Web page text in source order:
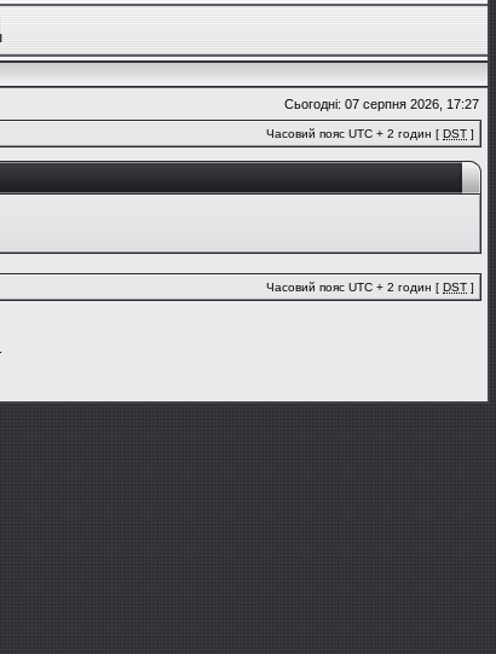
Сьогодні: 07 серпня 2026, 17:27
Часовий пояс UTC + 2 годин [ DST ]
Часовий пояс UTC + 2 годин [ DST ]